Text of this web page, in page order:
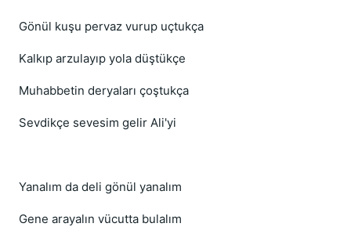
Gönül kuşu pervaz vurup uçtukça
Kalkıp arzulayıp yola düştükçe
Muhabbetin deryaları çoştukça
Sevdikçe sevesim gelir Ali'yi
Yanalım da deli gönül yanalım
Gene arayalın vücutta bulalım